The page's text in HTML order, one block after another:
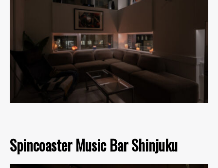
Spincoaster Music Bar Shinjuku